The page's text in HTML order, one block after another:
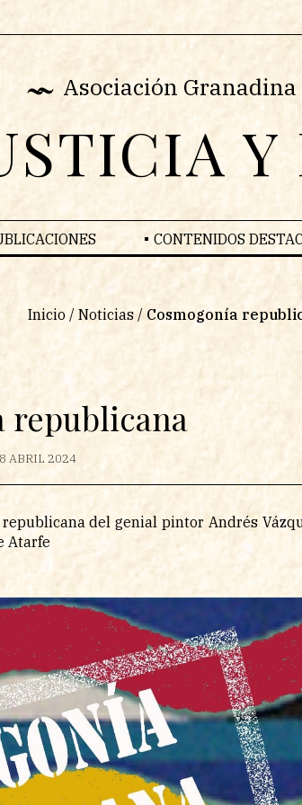
Asociación Granadina
Y
CONTENIDOS
Inicio / Noticias / Cosmogonía
republicana
ABRIL 2024
del genial pintor Andrés
Atarfe